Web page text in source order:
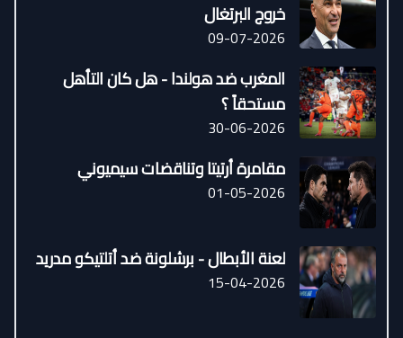
خروج البرتغال
09-07-2026
المغرب ضد هولندا - هل كان التأهل
مستحقاً ؟
30-06-2026
مقامرة أرتيتا وتناقضات سيميوني
01-05-2026
لعنة الأبطال - برشلونة ضد أتلتيكو مدريد
15-04-2026